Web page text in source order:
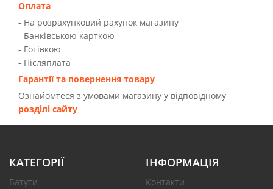
Оплата
- На розрахунковий рахунок магазину
- Банківською карткою
- Готівкою
- Післяплата
Гарантії та повернення товару
Ознайомтеся з умовами магазину у відповідному
розділі сайту
КАТЕГОРІЇ
Батути
ІНФОРМАЦІЯ
Контакти